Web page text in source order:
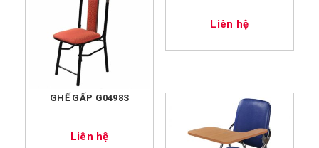
Liên hệ
GHẾ GẤP G0498S
Liên hệ